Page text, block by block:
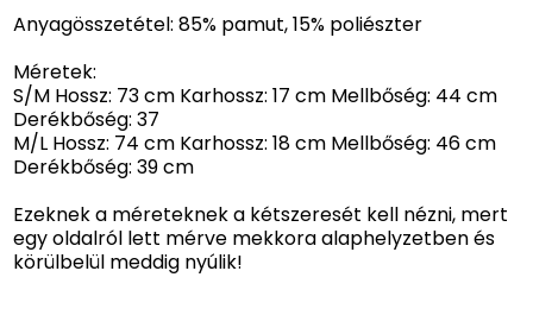
Anyagösszetétel: 85% pamut, 15% poliészter
Méretek:
S/M Hossz: 73 cm Karhossz: 17 cm Mellbőség: 44 cm
Derékbőség: 37
M/L Hossz: 74 cm Karhossz: 18 cm Mellbőség: 46 cm
Derékbőség: 39 cm
Ezeknek a méreteknek a kétszeresét kell nézni, mert
egy oldalról lett mérve mekkora alaphelyzetben és
körülbelül meddig nyúlik!